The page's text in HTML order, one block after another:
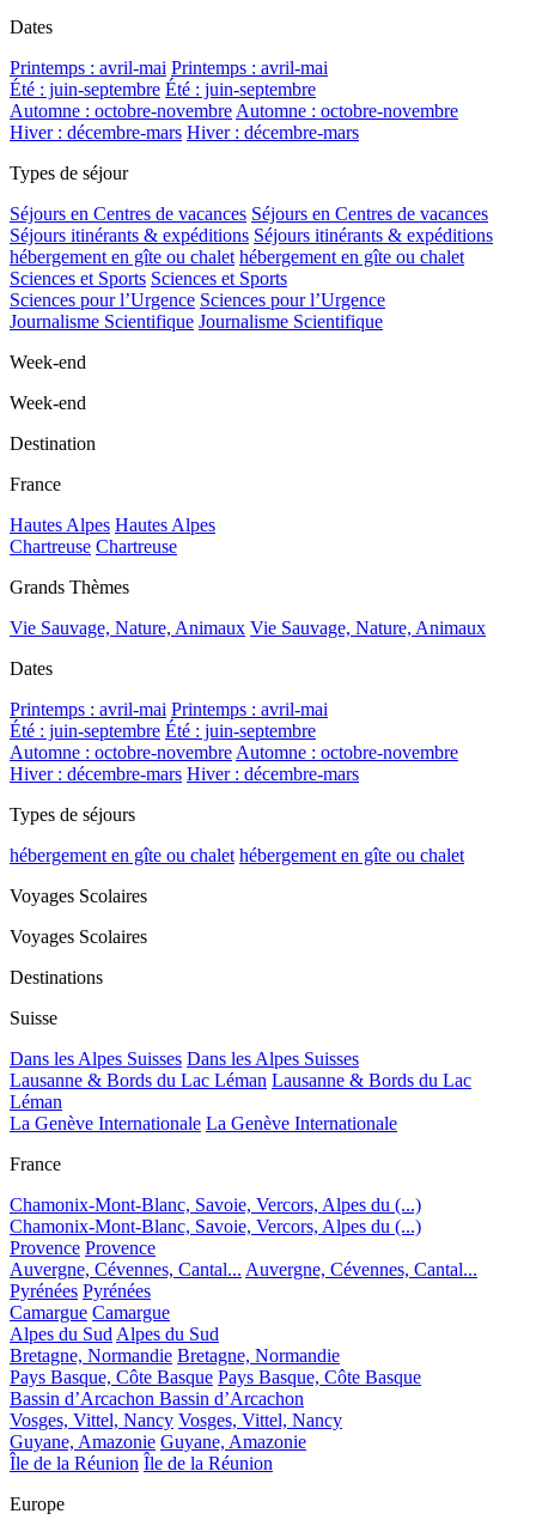
Dates
Printemps : avril-mai Printemps : avril-mai
Été : juin-septembre Été : juin-septembre
Automne : octobre-novembre Automne : octobre-novembre
Hiver : décembre-mars Hiver : décembre-mars
Types de séjour
Séjours en Centres de vacances Séjours en Centres de vacances
Séjours itinérants & expéditions Séjours itinérants & expéditions
hébergement en gîte ou chalet hébergement en gîte ou chalet
Sciences et Sports Sciences et Sports
Sciences pour l’Urgence Sciences pour l’Urgence
Journalisme Scientifique Journalisme Scientifique
Week-end
Week-end
Destination
France
Hautes Alpes Hautes Alpes
Chartreuse Chartreuse
Grands Thèmes
Vie Sauvage, Nature, Animaux Vie Sauvage, Nature, Animaux
Dates
Printemps : avril-mai Printemps : avril-mai
Été : juin-septembre Été : juin-septembre
Automne : octobre-novembre Automne : octobre-novembre
Hiver : décembre-mars Hiver : décembre-mars
Types de séjours
hébergement en gîte ou chalet hébergement en gîte ou chalet
Voyages Scolaires
Voyages Scolaires
Destinations
Suisse
Dans les Alpes Suisses Dans les Alpes Suisses
Lausanne & Bords du Lac Léman Lausanne & Bords du Lac
Léman
La Genève Internationale La Genève Internationale
France
Chamonix-Mont-Blanc, Savoie, Vercors, Alpes du (...)
Chamonix-Mont-Blanc, Savoie, Vercors, Alpes du (...)
Provence Provence
Auvergne, Cévennes, Cantal... Auvergne, Cévennes, Cantal...
Pyrénées Pyrénées
Camargue Camargue
Alpes du Sud Alpes du Sud
Bretagne, Normandie Bretagne, Normandie
Pays Basque, Côte Basque Pays Basque, Côte Basque
Bassin d’Arcachon Bassin d’Arcachon
Vosges, Vittel, Nancy Vosges, Vittel, Nancy
Guyane, Amazonie Guyane, Amazonie
Île de la Réunion Île de la Réunion
Europe